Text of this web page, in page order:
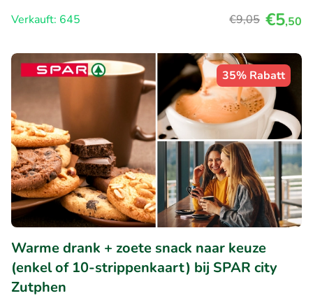
Verkauft: 645
€9,05 €5,50
35% Rabatt
Warme drank + zoete snack naar keuze
(enkel of 10-strippenkaart) bij SPAR city
Zutphen